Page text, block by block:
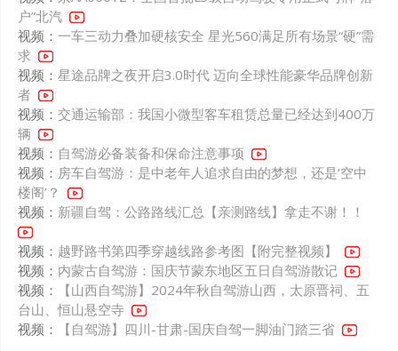
户”北汽
视频： 一车三动力叠加硬核安全 星光560满足所有场景“硬”需
求
视频： 星途品牌之夜开启3.0时代 迈向全球性能豪华品牌创新
者
视频： 交通运输部：我国小微型客车租赁总量已经达到400万
辆
视频： 自驾游必备装备和保命注意事项
视频： 房车自驾游：是中老年人追求自由的梦想，还是‘空中
楼阁’？
视频： 新疆自驾：公路路线汇总【亲测路线】拿走不谢！！
视频： 越野路书第四季穿越线路参考图【附完整视频】
视频： 内蒙古自驾游：国庆节蒙东地区五日自驾游散记
视频：
【山西自驾游】2024年秋自驾游山西，太原晋祠、五
台山、恒山悬空寺
视频：
【自驾游】四川-甘肃-国庆自驾一脚油门踏三省